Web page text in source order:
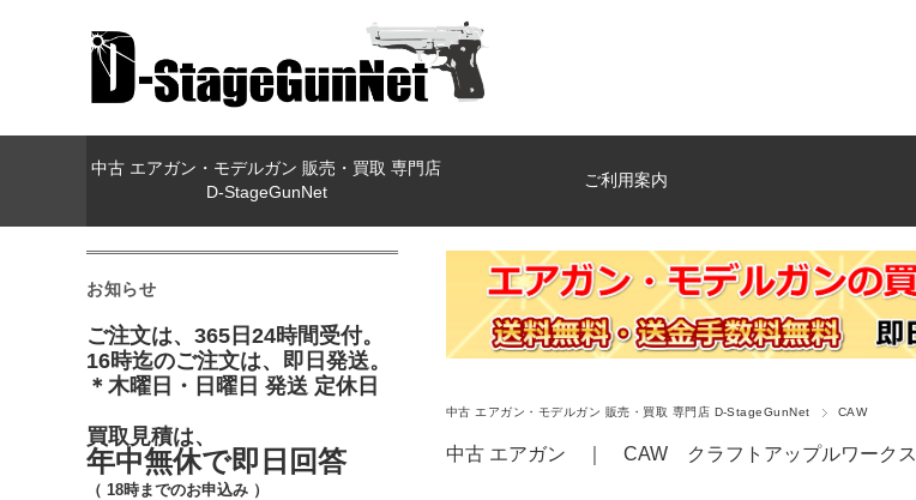
中古 エアガン・モデルガン 販売・買取 専門店
D-StageGunNet
ご利用案内
中古 エアガン・モデルガン 販売・買取 専門店 D-StageGunNet CAW
中古 エアガン ｜ CAW クラフトアップルワークス
お知らせ
ご注文は、365日24時間受付。
16時迄のご注文は、即日発送。
＊木曜日・日曜日 発送 定休日
買取見積は、
年中無休で即日回答
（ 18時までのお申込み ）